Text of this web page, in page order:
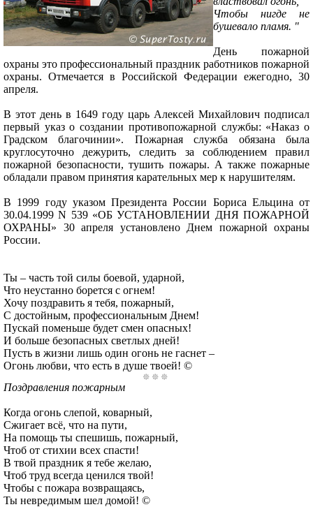
Чтобы нигде не
бушевало пламя. "
День пожарной
охраны это профессиональный праздник работников пожарной
охраны. Отмечается в Российской Федерации ежегодно, 30
апреля.
В этот день в 1649 году царь Алексей Михайлович подписал
первый указ о создании противопожарной службы: «Наказ о
Градском благочинии». Пожарная служба обязана была
круглосуточно дежурить, следить за соблюдением правил
пожарной безопасности, тушить пожары. А также пожарные
обладали правом принятия карательных мер к нарушителям.
В 1999 году указом Президента России Бориса Ельцина от
30.04.1999 N 539 «ОБ УСТАНОВЛЕНИИ ДНЯ ПОЖАРНОЙ
ОХРАНЫ» 30 апреля установлено Днем пожарной охраны
России.
Ты – часть той силы боевой, ударной,
Что неустанно борется с огнем!
Хочу поздравить я тебя, пожарный,
С достойным, профессиональным Днем!
Пускай поменьше будет смен опасных!
И больше безопасных светлых дней!
Пусть в жизни лишь один огонь не гаснет –
Огонь любви, что есть в душе твоей! ©
Поздравления пожарным
Когда огонь слепой, коварный,
Сжигает всё, что на пути,
На помощь ты спешишь, пожарный,
Чтоб от стихии всех спасти!
В твой праздник я тебе желаю,
Чтоб труд всегда ценился твой!
Чтобы с пожара возвращаясь,
Ты невредимым шел домой! ©